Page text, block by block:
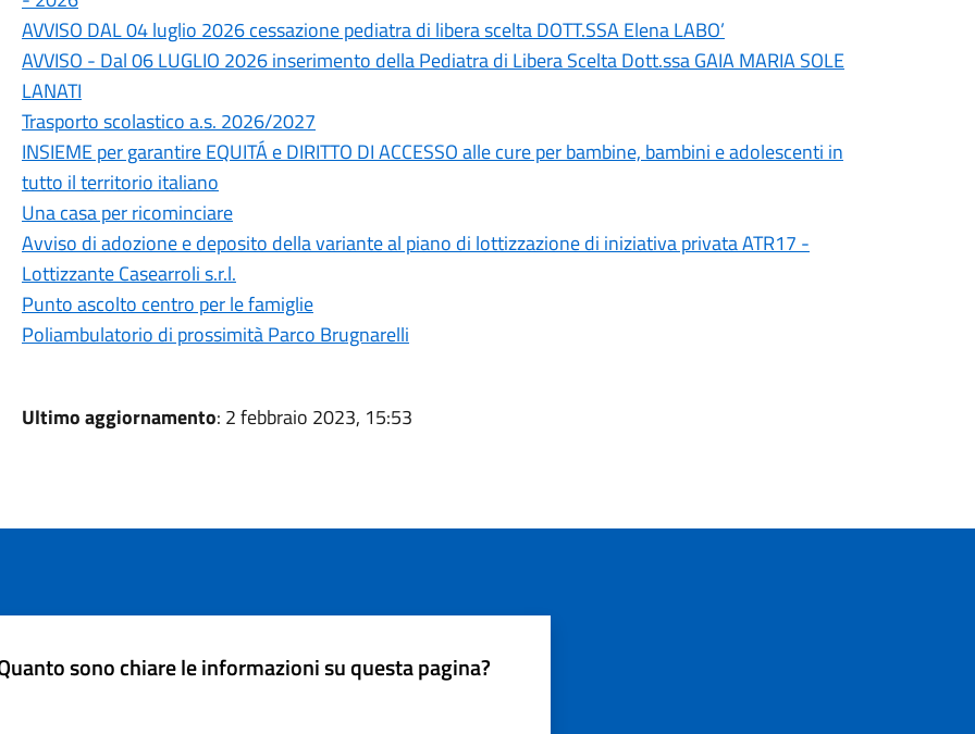
AVVISO DAL 04 luglio 2026 cessazione pediatra di libera scelta DOTT.SSA Elena LABO’
AVVISO - Dal 06 LUGLIO 2026 inserimento della Pediatra di Libera Scelta Dott.ssa GAIA MARIA SOLE
LANATI
Trasporto scolastico a.s. 2026/2027
INSIEME per garantire EQUITÁ e DIRITTO DI ACCESSO alle cure per bambine, bambini e adolescenti in
tutto il territorio italiano
Una casa per ricominciare
Avviso di adozione e deposito della variante al piano di lottizzazione di iniziativa privata ATR17 -
Lottizzante Casearroli s.r.l.
Punto ascolto centro per le famiglie
Poliambulatorio di prossimità Parco Brugnarelli
Ultimo aggiornamento: 2 febbraio 2023, 15:53
sono chiare le informazioni su questa pagina?